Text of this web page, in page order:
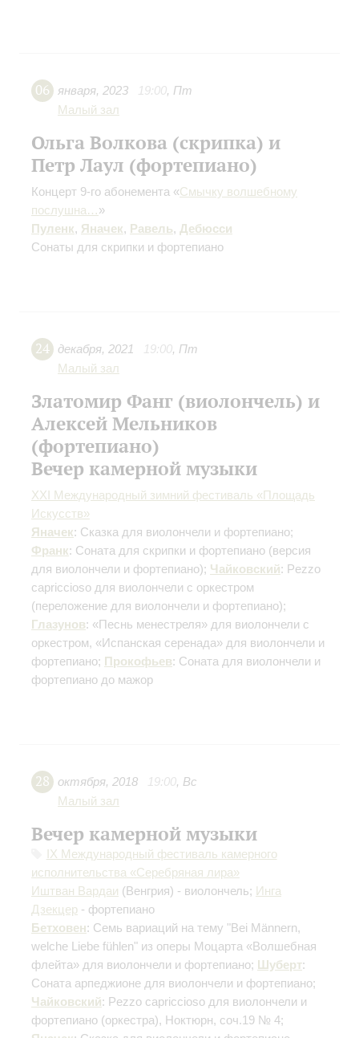
06 января, 2023 19:00, Пт
Малый зал
Ольга Волкова (скрипка) и
Петр Лаул (фортепиано)
Концерт 9-го абонемента «Смычку волшебному
послушна…»
Пуленк, Яначек, Равель, Дебюсси
Сонаты для скрипки и фортепиано
24 декабря, 2021 19:00, Пт
Малый зал
Златомир Фанг (виолончель) и
Алексей Мельников
(фортепиано)
Вечер камерной музыки
XXI Международный зимний фестиваль «Площадь
Искусств»
Яначек: Сказка для виолончели и фортепиано;
Франк: Соната для скрипки и фортепиано (версия
для виолончели и фортепиано); Чайковский: Pezzo
capriссioso для виолончели с оркестром
(переложение для виолончели и фортепиано);
Глазунов: «Песнь менестреля» для виолончели с
оркестром, «Испанская серенада» для виолончели и
фортепиано; Прокофьев: Соната для виолончели и
фортепиано до мажор
28 октября, 2018 19:00, Вс
Малый зал
Вечер камерной музыки
IX Международный фестиваль камерного
исполнительства «Серебряная лира»
Иштван Вардаи (Венгрия) - виолончель; Инга
Дзекцер - фортепиано
Бетховен: Семь вариаций на тему "Bei Männern,
welche Liebe fühlen" из оперы Моцарта «Волшебная
флейта» для виолончели и фортепиано; Шуберт:
Соната арпеджионе для виолончели и фортепиано;
Чайковский: Pezzo capriccioso для виолончели и
фортепиано (оркестра), Ноктюрн, соч.19 № 4;